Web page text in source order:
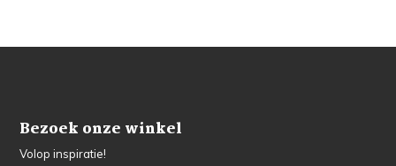
Bezoek onze winkel
Volop inspiratie!